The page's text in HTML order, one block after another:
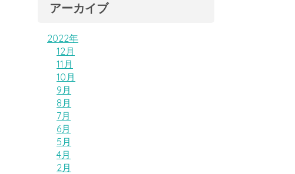
アーカイブ
2022年
12月
11月
10月
9月
8月
7月
6月
5月
4月
2月